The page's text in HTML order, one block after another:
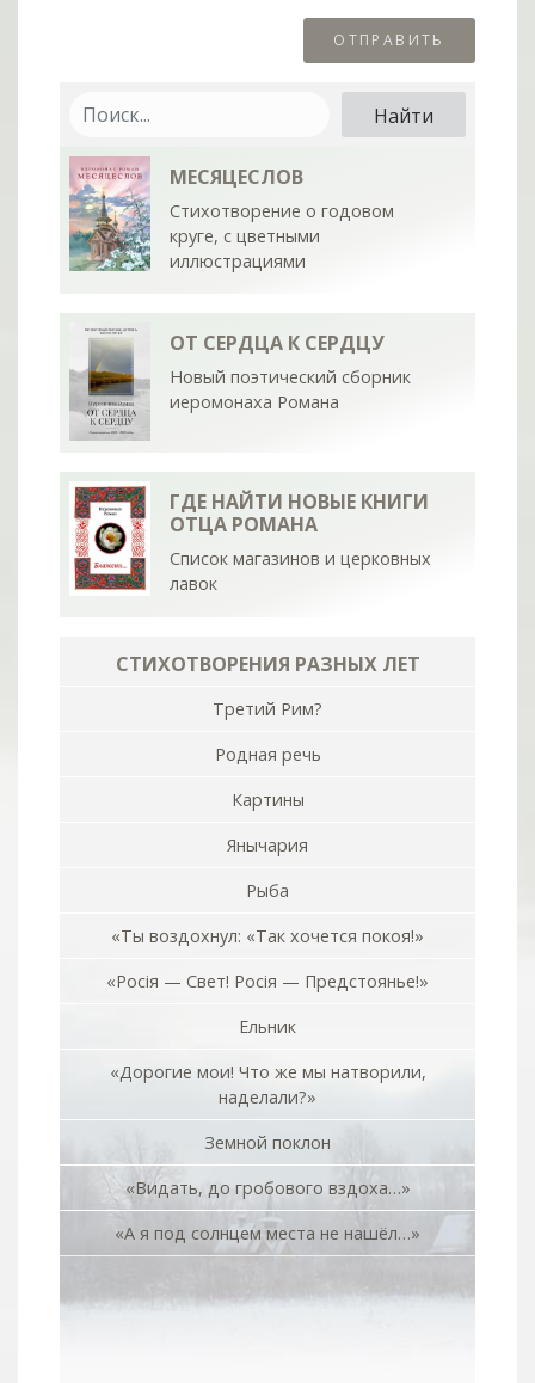
МЕСЯЦЕСЛОВ
Стихотворение о годовом
круге, с цветными
иллюстрациями
ОТ СЕРДЦА К СЕРДЦУ
Новый поэтический сборник
иеромонаха Романа
ГДЕ НАЙТИ НОВЫЕ КНИГИ
ОТЦА РОМАНА
Список магазинов и церковных
лавок
СТИХОТВОРЕНИЯ РАЗНЫХ ЛЕТ
Третий Рим?
Родная речь
Картины
Янычария
Рыба
«Ты воздохнул: «Так хочется покоя!»
«Росiя — Свет! Росiя — Предстоянье!»
Ельник
«Дорогие мои! Что же мы натворили,
наделали?»
Земной поклон
«Видать, до гробового вздоха…»
«А я под солнцем места не нашёл…»